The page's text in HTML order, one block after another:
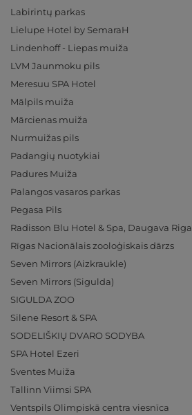
Labirintų parkas
Lielupe Hotel by SemaraH
Lindenhoff - Liepas muiža
LVM Jaunmoku pils
Meresuu SPA Hotel
Mālpils muiža
Mārcienas muiža
Nurmuižas pils
Padangių nuotykiai
Padures Muiža
Palangos vasaros parkas
Pegasa Pils
Radisson Blu Hotel & Spa, Daugava Riga
Rīgas Nacionālais zooloģiskais dārzs
Seven Mirrors (Aizkraukle)
Seven Mirrors (Sigulda)
SIGULDA ZOO
Silene Resort & SPA
SODELIŠKIŲ DVARO SODYBA
SPA Hotel Ezeri
Sventes Muiža
Tallinn Viimsi SPA
Ventspils Olimpiskā centra viesnīca